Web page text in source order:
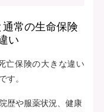
常の生命保険
い
亡保険の大きな違い
す。
歴や服薬状況、健康